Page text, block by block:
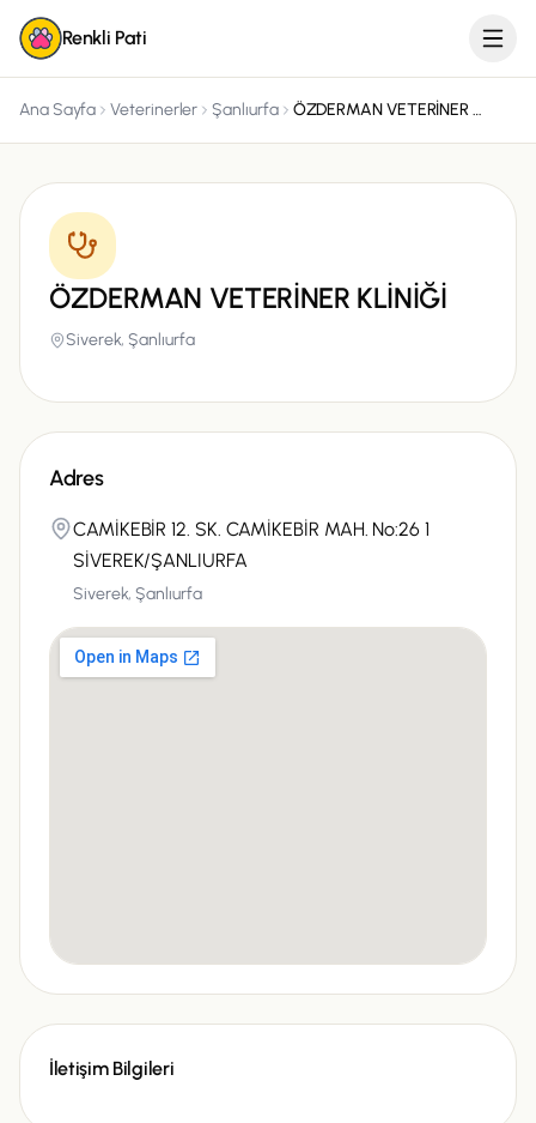
Renkli Pati
Ana Sayfa Veterinerler Şanlıurfa ÖZDERMAN VETERİNER KLİNİĞİ
ÖZDERMAN VETERİNER KLİNİĞİ
Siverek,Şanlıurfa
Adres
CAMİKEBİR 12. SK. CAMİKEBİR MAH. No:26 1
SİVEREK/ŞANLIURFA
Siverek,Şanlıurfa
İletişim Bilgileri